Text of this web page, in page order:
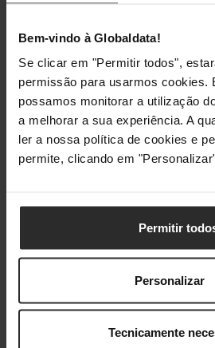
Bem-vindo à Globaldata!
Se clicar em "Permitir todos",
permissão para usarmos cookies.
possamos monitorar a utilização
a melhorar a sua experiência. A
ler a nossa política de cookies e
permite, clicando em
Permitir
Personalizar
Tecnicamente
Tamanho wire AWG
Classificações